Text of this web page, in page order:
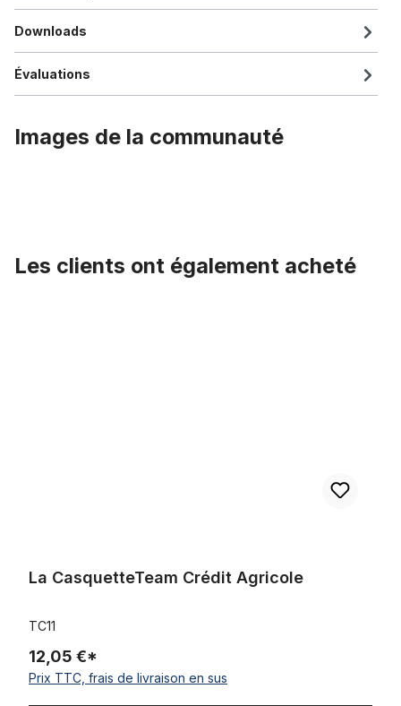
Downloads
Évaluations
Images de la communauté
Les clients ont également acheté
La CasquetteTeam Crédit Agricole
TC11
12,05 €*
Prix TTC, frais de livraison en sus